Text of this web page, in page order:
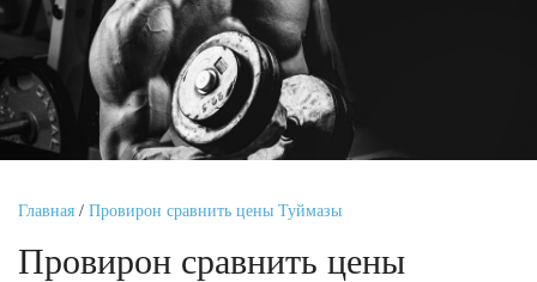
Главная / Провирон сравнить цены Туймазы
Провирон сравнить цены